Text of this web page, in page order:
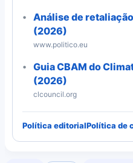
Análise de
(2026)
www.politico.eu
Guia CBAM do
(2026)
clcouncil.org
Política editorialPolítica de